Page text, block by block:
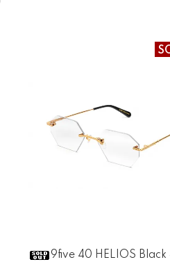
9five 40 HELIOS Black